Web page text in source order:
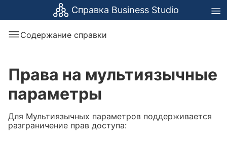
Справка Business Studio
Содержание справки
Права на мультиязычные
параметры
Для Мультиязычных параметров поддерживается
разграничение прав доступа: